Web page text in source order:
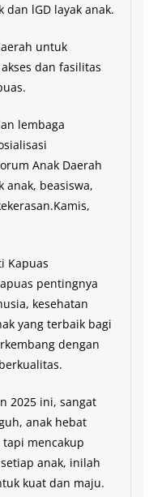
dan lGD layak anak.
untuk
dan fasilitas
lembaga
Anak Daerah
anak, beasiswa,
Kapuas
pentingnya
kesehatan
yang terbaik bagi
dengan
2025 ini, sangat
anak hebat
mencakup
anak, inilah
kuat dan maju.